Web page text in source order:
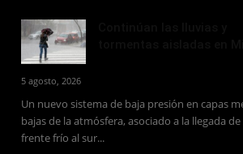
5 agosto, 2026
Un nuevo sistema de baja presión en capas
bajas de la atmósfera, asociado a la llegada
frente frío al sur...